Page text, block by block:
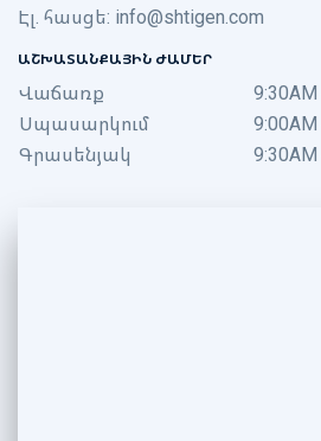
Էլ. հասցե: info@shtigen.com
ԱՇԽԱՏԱՆՔԱՅԻՆ ԺԱՄԵՐ
Վաճառք
Սպասարկում
Գրասենյակ